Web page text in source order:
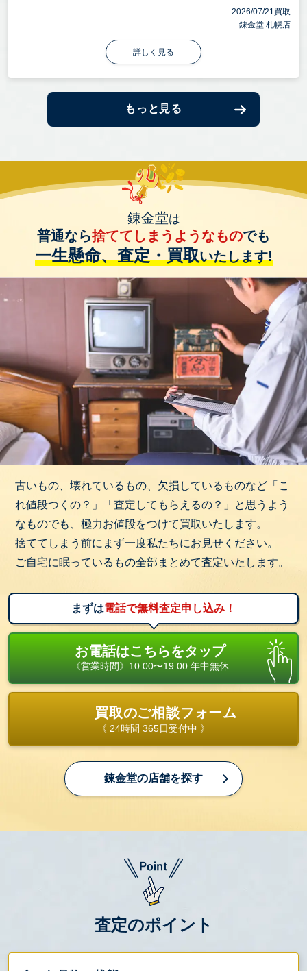
2026/07/21買取
錬金堂 札幌店
詳しく見る
もっと見る
錬金堂は
普通なら捨ててしまうようなものでも
一生懸命、査定・買取いたします!
古いもの、壊れているもの、欠損しているものなど「こ
れ値段つくの？」「査定してもらえるの？」と思うよう
なものでも、極力お値段をつけて買取いたします。
捨ててしまう前にまず一度私たちにお見せください。
ご自宅に眠っているもの全部まとめて査定いたします。
まずは電話で無料査定申し込み！
お電話はこちらをタップ
《営業時間》10:00〜19:00 年中無休
買取のご相談フォーム
《 24時間 365日受付中 》
錬金堂の店舗を探す
査定のポイント